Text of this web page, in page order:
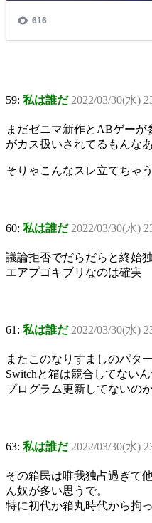
59: 私は誰だ 2022/03/30(水)
まだゼニマ新作とABゲー
がカス扱いされてるもんなあ
そりゃこんなスレ立てちゃ
60: 私は誰だ 2022/03/30(水)
議論拒否でだらだらと終始
エアプゴキブリなのは確実
61: 私は誰だ 2022/03/30(水)
またこのなりすましのパタ
Switchと箱は競合してない
プログラム更新してないの
63: 私は誰だ 2022/03/30(水)
その箱民は唯我独占過ぎて
ん奴が多い思うで。
特に初代か箱丸時代から拘